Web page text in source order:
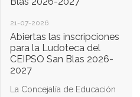
21-07-2026
Abiertas las inscripciones
para la Ludoteca del
CEIPSO San Blas 2026-
2027
La Concejalía de Educación